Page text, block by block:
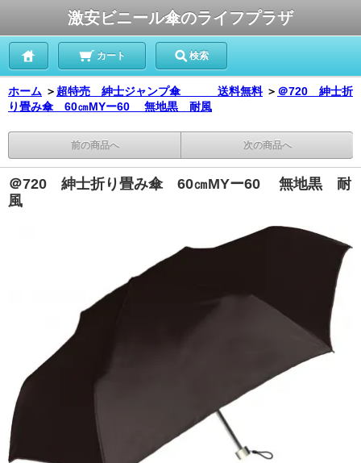
激安ビニール傘のライフプラザ
カート 検索
ホーム ＞ 超特売 紳士ジャンプ傘 送料無料 ＞ ＠720 紳士折
り畳み傘 60㎝MYー60 無地黒 耐風
前の商品へ 次の商品へ
＠720 紳士折り畳み傘 60㎝MYー60 無地黒 耐
風